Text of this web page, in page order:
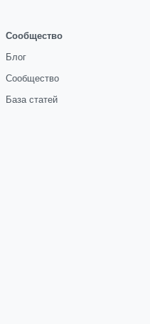
Сообщество
Блог
Сообщество
База статей